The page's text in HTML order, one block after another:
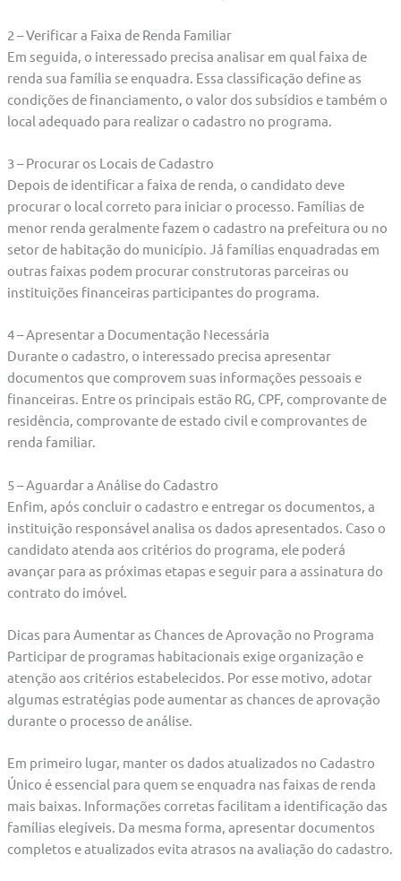
2 – Verificar a Faixa de Renda Familiar
Em seguida, o interessado precisa analisar em qual faixa de
renda sua família se enquadra. Essa classificação define as
condições de financiamento, o valor dos subsídios e também o
local adequado para realizar o cadastro no programa.
3 – Procurar os Locais de Cadastro
Depois de identificar a faixa de renda, o candidato deve
procurar o local correto para iniciar o processo. Famílias de
menor renda geralmente fazem o cadastro na prefeitura ou no
setor de habitação do município. Já famílias enquadradas em
outras faixas podem procurar construtoras parceiras ou
instituições financeiras participantes do programa.
4 – Apresentar a Documentação Necessária
Durante o cadastro, o interessado precisa apresentar
documentos que comprovem suas informações pessoais e
financeiras. Entre os principais estão RG, CPF, comprovante de
residência, comprovante de estado civil e comprovantes de
renda familiar.
5 – Aguardar a Análise do Cadastro
Enfim, após concluir o cadastro e entregar os documentos, a
instituição responsável analisa os dados apresentados. Caso o
candidato atenda aos critérios do programa, ele poderá
avançar para as próximas etapas e seguir para a assinatura do
contrato do imóvel.
Dicas para Aumentar as Chances de Aprovação no Programa
Participar de programas habitacionais exige organização e
atenção aos critérios estabelecidos. Por esse motivo, adotar
algumas estratégias pode aumentar as chances de aprovação
durante o processo de análise.
Em primeiro lugar, manter os dados atualizados no Cadastro
Único é essencial para quem se enquadra nas faixas de renda
mais baixas. Informações corretas facilitam a identificação das
famílias elegíveis. Da mesma forma, apresentar documentos
completos e atualizados evita atrasos na avaliação do cadastro.